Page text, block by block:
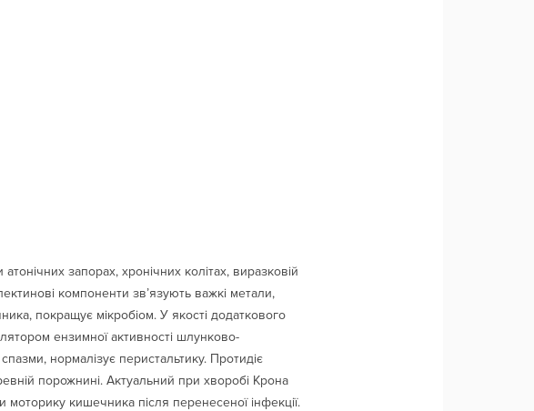
запорах, хронічних колітах, виразковій
компоненти зв’язують важкі метали,
покращує мікробіом. У якості додаткового
ензимної активності шлунково-
нормалізує перистальтику. Протидіє
порожнині. Актуальний при хворобі Крона
кишечника після перенесеної інфекції.